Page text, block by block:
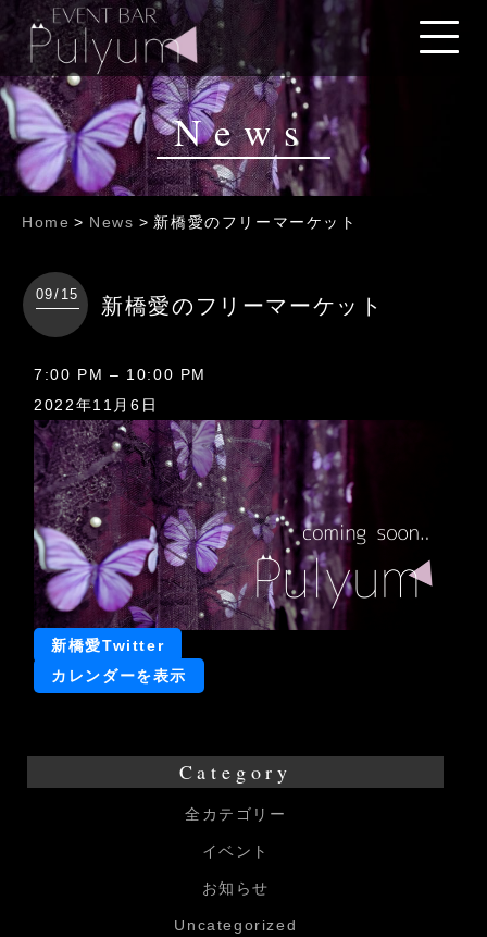
News
Home > News > 新橋愛のフリーマーケット
09/15 新橋愛のフリーマーケット
新
橋
愛
の
フ
リ
ー
マ
ー
7:00 PM – 10:00 PM
2022年11月6日
新橋愛Twitter
カレンダーを表示
Category
全カテゴリー
イベント
お知らせ
Uncategorized